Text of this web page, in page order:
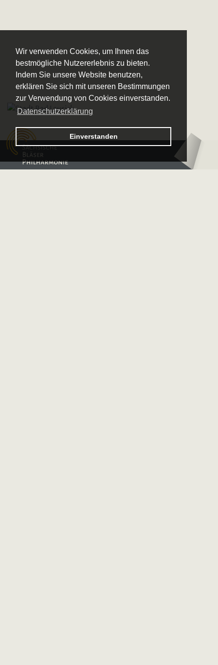
Wir verwenden Cookies, um Ihnen das
bestmögliche Nutzererlebnis zu bieten.
Indem Sie unsere Website benutzen,
erklären Sie sich mit unseren Bestimmungen
zur Verwendung von Cookies einverstanden.
Datenschutzerklärung
Einverstanden
Logo – Sächsische Bläserphilharmonie
Logo – Deutsche